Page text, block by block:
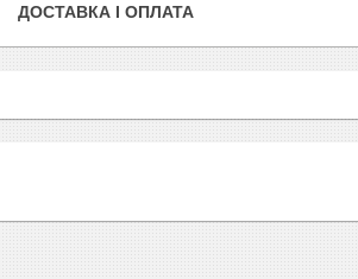
ДОСТАВКА І ОПЛАТА